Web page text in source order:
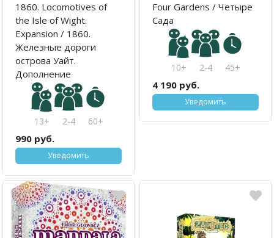
1860. Locomotives of
the Isle of Wight.
Expansion / 1860.
Железные дороги
острова Уайт.
Дополнение
13+ 2-4 60+
990 руб.
Уведомить
Four Gardens / Четыре
Сада
10+ 2-4 45+
4 190 руб.
Уведомить